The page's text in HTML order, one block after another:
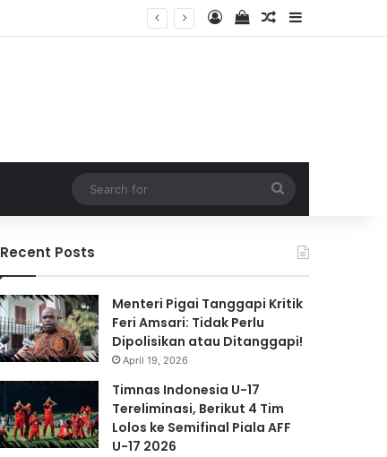
Log InView your
Random Article
Sidebar
for
Recent Posts
Menteri Pigai Tanggapi Kritik
Feri Amsari: Tidak Perlu
Dipolisikan atau Ditanggapi!
April 19, 2026
Timnas Indonesia U-17
Tereliminasi, Berikut 4 Tim
Lolos ke Semifinal Piala AFF
U-17 2026